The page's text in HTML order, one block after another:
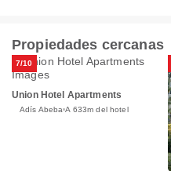
Propiedades cercanas
7/10
Union Hotel Apartments
Adís Abeba A 633m del hotel